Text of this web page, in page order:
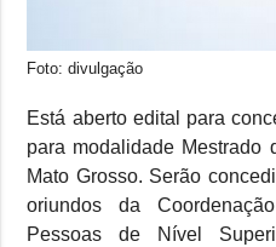
Foto: divulgação
Está aberto edital para
para modalidade Mestrado
Mato Grosso. Serão
oriundos da
Pessoas de Nível